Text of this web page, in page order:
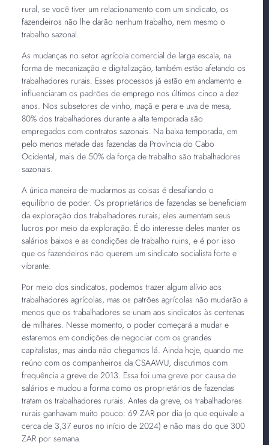
rural, se você tiver um relacionamento com um sindicato, os
fazendeiros não lhe darão nenhum trabalho, nem mesmo o
trabalho sazonal.
As mudanças no setor agrícola comercial de larga escala, na
forma de mecanização e digitalização, também estão afetando os
trabalhadores rurais. Esses processos já estão em andamento e
influenciaram os padrões de emprego nos últimos cinco a dez
anos. Nos subsetores de vinho, maçã e pera e uva de mesa,
80% dos trabalhadores durante a alta temporada são
empregados com contratos sazonais. Na baixa temporada, em
pelo menos metade das fazendas da Província do Cabo
Ocidental, mais de 50% da força de trabalho são trabalhadores
sazonais.
A única maneira de mudarmos as coisas é desafiando o
equilíbrio de poder. Os proprietários de fazendas se beneficiam
da exploração dos trabalhadores rurais; eles aumentam seus
lucros por meio da exploração. É do interesse deles manter os
salários baixos e as condições de trabalho ruins, e é por isso
que os fazendeiros não querem um sindicato socialista forte e
vibrante.
Por meio dos sindicatos, podemos trazer algum alívio aos
trabalhadores agrícolas, mas os patrões agrícolas não mudarão a
menos que os trabalhadores se unam aos sindicatos às centenas
de milhares. Nesse momento, o poder começará a mudar e
estaremos em condições de negociar com os grandes
capitalistas, mas ainda não chegamos lá. Ainda hoje, quando me
reúno com os companheiros da CSAAWU, discutimos com
frequência a greve de 2013. Essa foi uma greve por causa de
salários e mudou a forma como os proprietários de fazendas
tratam os trabalhadores rurais. Antes da greve, os trabalhadores
rurais ganhavam muito pouco: 69 ZAR por dia (o que equivale a
cerca de 3,37 euros no início de 2024) e não mais do que 300
ZAR por semana.